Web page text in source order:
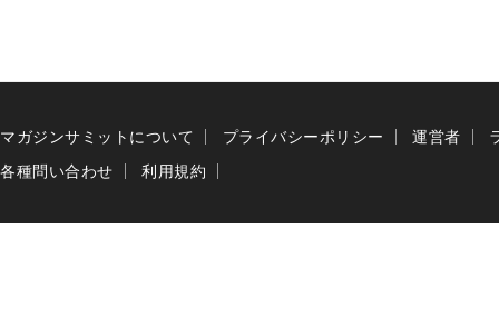
マガジンサミットについて プライバシーポリシー 運営者
各種問い合わせ
利用規約